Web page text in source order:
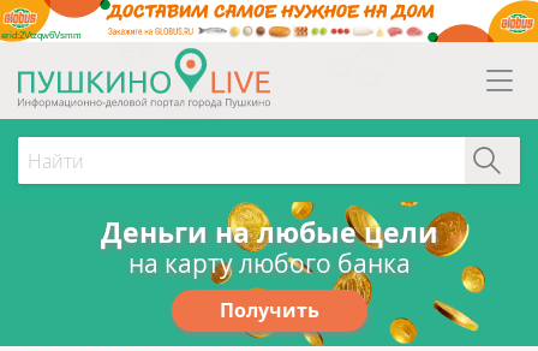
erid:2Vtzqw6Vsmm
Деньги на любые цели
на карту любого банка
Получить